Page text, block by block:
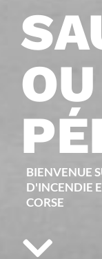
OU
BIENVENUE
D'INCENDIE
CORSE